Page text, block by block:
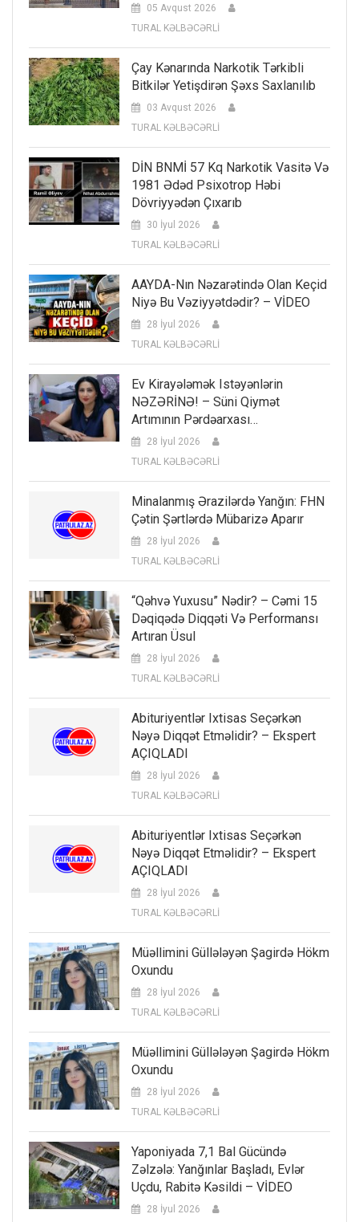
05 Avqust 2026
TURAL KƏLBƏCƏRLİ
Çay Kənarında Narkotik Tərkibli
Bitkilər Yetişdirən Şəxs Saxlanılıb
03 Avqust 2026
TURAL KƏLBƏCƏRLİ
DİN BNMİ 57 Kq Narkotik Vasitə Və
1981 Ədəd Psixotrop Həbi
Dövriyyədən Çıxarıb
30 İyul 2026
TURAL KƏLBƏCƏRLİ
AAYDA-Nın Nəzarətində Olan Keçid
Niyə Bu Vəziyyətdədir? – VİDEO
28 İyul 2026
TURAL KƏLBƏCƏRLİ
Ev Kirayələmək Istəyənlərin
NƏZƏRİNƏ! – Süni Qiymət
Artımının Pərdəarxası…
28 İyul 2026
TURAL KƏLBƏCƏRLİ
Minalanmış Ərazilərdə Yanğın: FHN
Çətin Şərtlərdə Mübarizə Aparır
28 İyul 2026
TURAL KƏLBƏCƏRLİ
“Qəhvə Yuxusu” Nədir? – Cəmi 15
Dəqiqədə Diqqəti Və Performansı
Artıran Üsul
28 İyul 2026
TURAL KƏLBƏCƏRLİ
Abituriyentlər Ixtisas Seçərkən
Nəyə Diqqət Etməlidir? – Ekspert
AÇIQLADI
28 İyul 2026
TURAL KƏLBƏCƏRLİ
Abituriyentlər Ixtisas Seçərkən
Nəyə Diqqət Etməlidir? – Ekspert
AÇIQLADI
28 İyul 2026
TURAL KƏLBƏCƏRLİ
Müəllimini Güllələyən Şagirdə Hökm
Oxundu
28 İyul 2026
TURAL KƏLBƏCƏRLİ
Müəllimini Güllələyən Şagirdə Hökm
Oxundu
28 İyul 2026
TURAL KƏLBƏCƏRLİ
Yaponiyada 7,1 Bal Gücündə
Zəlzələ: Yanğınlar Başladı, Evlər
Uçdu, Rabitə Kəsildi – VİDEO
28 İyul 2026